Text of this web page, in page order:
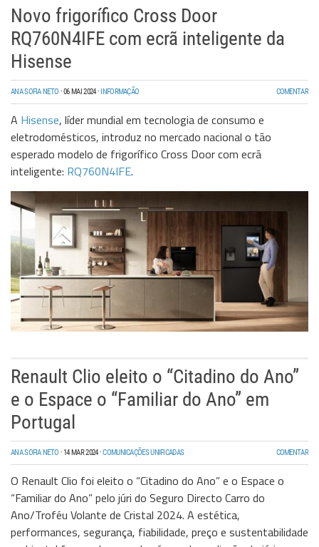
Novo frigorífico Cross Door
RQ760N4IFE com ecrã inteligente da
Hisense
ANA SOFIA NETO ·06 MAI 2024· INFORMAÇÃO COMENTAR
A Hisense, líder mundial em tecnologia de consumo e
eletrodomésticos, introduz no mercado nacional o tão
esperado modelo de frigorífico Cross Door com ecrã
inteligente: RQ760N4IFE.
Renault Clio eleito o “Citadino do Ano”
e o Espace o “Familiar do Ano” em
Portugal
ANA SOFIA NETO ·14 MAR 2024·COMUNICAÇÕES UNIFICADAS COMENTAR
O Renault Clio foi eleito o “Citadino do Ano” e o Espace o
“Familiar do Ano” pelo júri do Seguro Directo Carro do
Ano/Troféu Volante de Cristal 2024. A estética,
performances, segurança, fiabilidade, preço e sustentabilidade